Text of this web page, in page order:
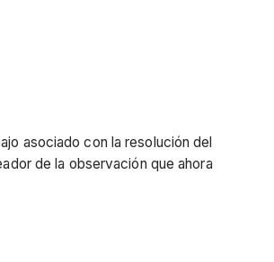
asociado con la resolución del
de la observación que ahora